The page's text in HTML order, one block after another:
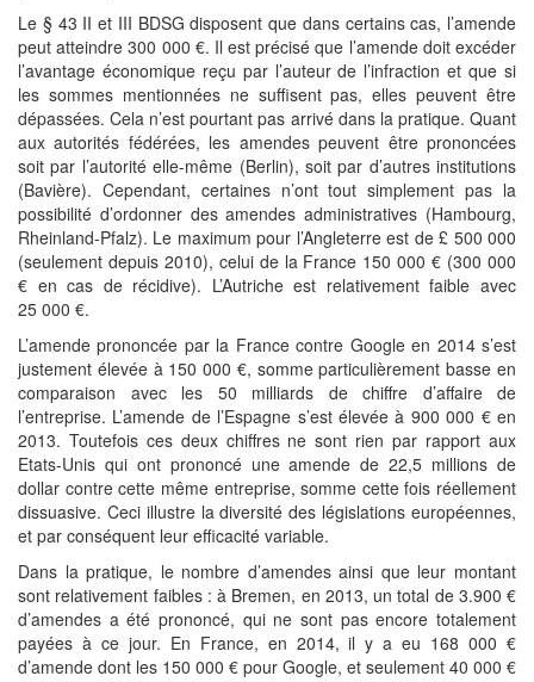
Le § 43 II et III BDSG disposent que dans certains cas, l’amende
peut atteindre 300 000 €. Il est précisé que l’amende doit excéder
l’avantage économique reçu par l’auteur de l’infraction et que si
les sommes mentionnées ne suffisent pas, elles peuvent être
dépassées. Cela n’est pourtant pas arrivé dans la pratique. Quant
aux autorités fédérées, les amendes peuvent être prononcées
soit par l’autorité elle-même (Berlin), soit par d’autres institutions
(Bavière). Cependant, certaines n’ont tout simplement pas la
possibilité d’ordonner des amendes administratives (Hambourg,
Rheinland-Pfalz). Le maximum pour l’Angleterre est de £ 500 000
(seulement depuis 2010), celui de la France 150 000 € (300 000
€ en cas de récidive). L’Autriche est relativement faible avec
25 000 €.
L’amende prononcée par la France contre Google en 2014 s’est
justement élevée à 150 000 €, somme particulièrement basse en
comparaison avec les 50 milliards de chiffre d’affaire de
l’entreprise. L’amende de l’Espagne s’est élevée à 900 000 € en
2013. Toutefois ces deux chiffres ne sont rien par rapport aux
Etats-Unis qui ont prononcé une amende de 22,5 millions de
dollar contre cette même entreprise, somme cette fois réellement
dissuasive. Ceci illustre la diversité des législations européennes,
et par conséquent leur efficacité variable.
Dans la pratique, le nombre d’amendes ainsi que leur montant
sont relativement faibles : à Bremen, en 2013, un total de 3.900 €
d’amendes a été prononcé, qui ne sont pas encore totalement
payées à ce jour. En France, en 2014, il y a eu 168 000 €
d’amende dont les 150 000 € pour Google, et seulement 40 000 €